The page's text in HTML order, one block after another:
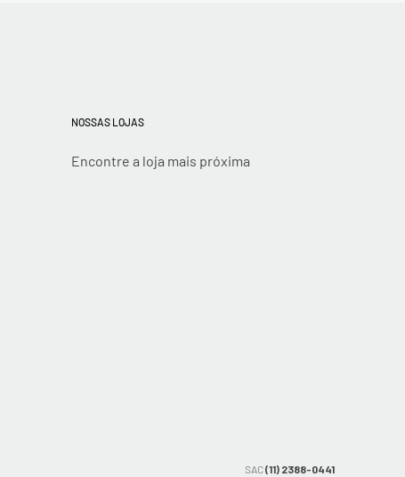
NOSSAS LOJAS
Encontre a loja mais próxima
SAC(11) 2388-0441